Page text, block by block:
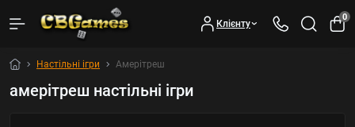
Клієнту
0
Настільні ігри Амерітреш
амерітреш настільні ігри